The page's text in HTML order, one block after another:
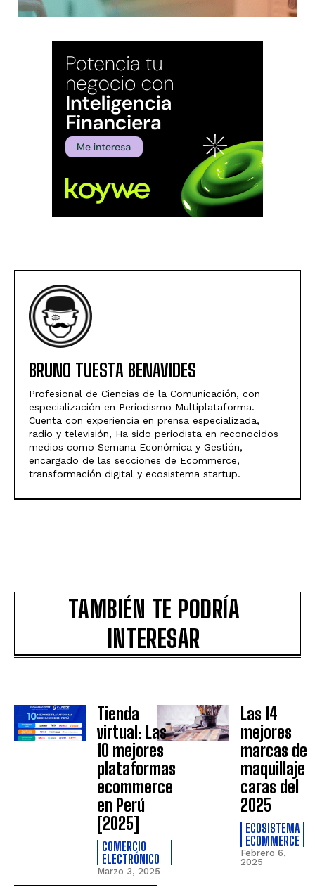
BRUNO TUESTA BENAVIDES
Profesional de Ciencias de la Comunicación, con
especialización en Periodismo Multiplataforma.
Cuenta con experiencia en prensa especializada,
radio y televisión, Ha sido periodista en reconocidos
medios como Semana Económica y Gestión,
encargado de las secciones de Ecommerce,
transformación digital y ecosistema startup.
TAMBIÉN TE PODRÍA
INTERESAR
Tienda
virtual: Las
10 mejores
plataformas
ecommerce
en Perú
[2025]
COMERCIO
ELECTRÓNICO
Marzo 3, 2025
Las 14
mejores
marcas de
maquillaje
caras del
2025
ECOSISTEMA
ECOMMERCE
Febrero 6,
2025